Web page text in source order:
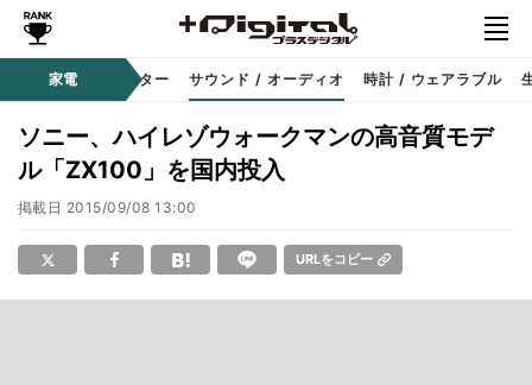
家電プロジェクター サウンド / オーディオ 時計 / ウェアラブル
ソニー、ハイレゾウォークマンの高音質モデ
ル「ZX100」を国内投入
掲載日 2015/09/08 13:00
URLをコピー